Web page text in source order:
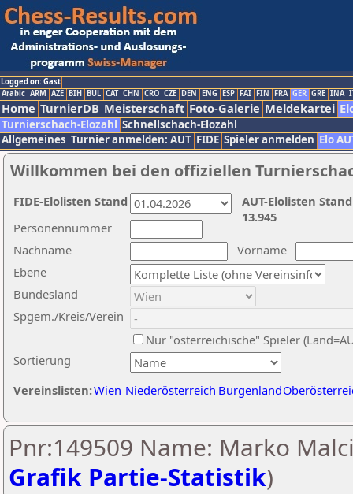
Logged on: Gast
Arabic ARM AZE BIH BUL CAT CHN CRO CZE DEN ENG ESP FAI FIN FRA GER GRE INA
Home TurnierDB Meisterschaft Foto-Galerie Meldekartei
Turnierschach-Elozahl Schnellschach-Elozahl
Allgemeines Turnier anmelden: AUT FIDE Spieler anmelden Elo
Willkommen bei den offiziellen
Nachname
Vorname
Ebene
Sortierung
Personennummer
Bundesland
Spgem./Kreis/Verein
Nur "österreichische" Spieler
Vereinslisten:Wien Niederösterreich Burgenland
AUT-Elolisten
13.945
FIDE-Elolisten Stand
Pnr:149509 Name: Marko
Grafik Partie-Statistik)